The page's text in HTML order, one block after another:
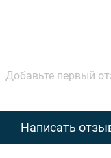
Добавьте первый
Написать